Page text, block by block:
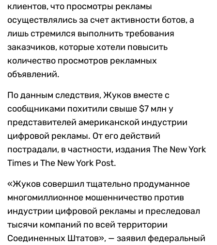
клиентов, что просмотры рекламы
осуществлялись за счет активности ботов, а
лишь стремился выполнить требования
заказчиков, которые хотели повысить
количество просмотров рекламных
объявлений.
По данным следствия, Жуков вместе с
сообщниками похитили свыше $7 млн у
представителей американской индустрии
цифровой рекламы. От его действий
пострадали, в частности, издания The New York
Times и The New York Post.
«Жуков совершил тщательно продуманное
многомиллионное мошенничество против
индустрии цифровой рекламы и преследовал
тысячи компаний по всей территории
Соединенных Штатов», — заявил федеральный